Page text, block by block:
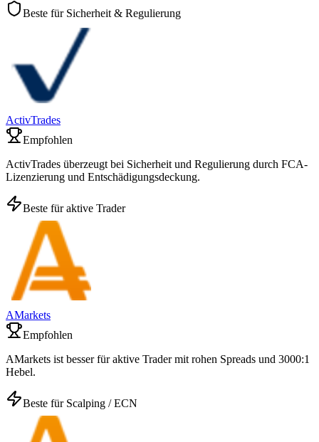
Beste für Sicherheit & Regulierung
ActivTrades
Empfohlen
ActivTrades überzeugt bei Sicherheit und Regulierung durch FCA-
Lizenzierung und Entschädigungsdeckung.
Beste für aktive Trader
AMarkets
Empfohlen
AMarkets ist besser für aktive Trader mit rohen Spreads und 3000:1
Hebel.
Beste für Scalping / ECN